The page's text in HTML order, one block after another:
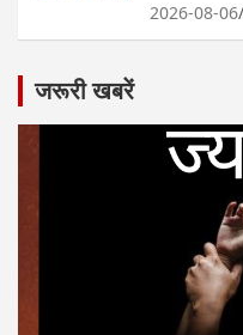
2026-08-06
जरूरी खबरें